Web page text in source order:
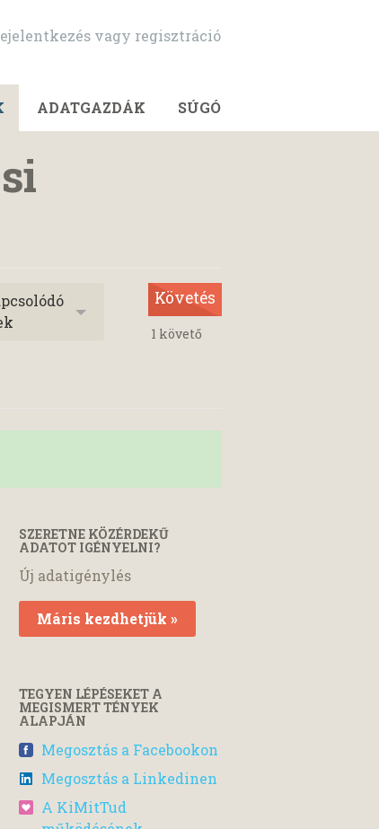
vagy regisztráció
ADATGAZDÁK SÚGÓ
Követés
1 követő
SZERETNE KÖZÉRDEKŰ
ADATOT IGÉNYELNI?
Új adatigénylés
Máris kezdhetjük »
TEGYEN LÉPÉSEKET A
MEGISMERT TÉNYEK
ALAPJÁN
Megosztás a Facebookon
Megosztás a Linkedinen
A KiMitTud